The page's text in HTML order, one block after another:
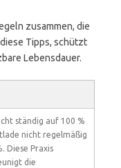
zusammen, die
Tipps, schützt
Lebensdauer.
ständig auf 100 %
nicht regelmäßig
Diese Praxis
die